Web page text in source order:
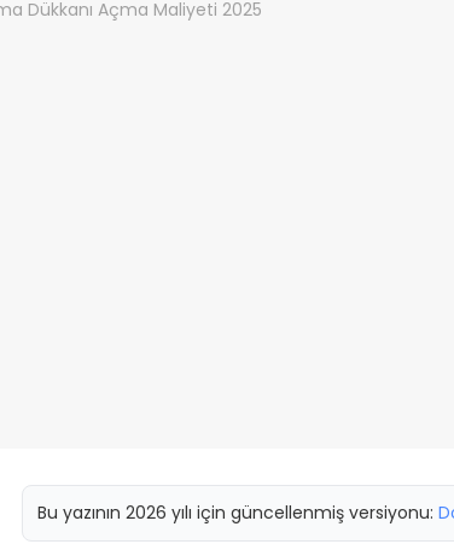
Bu yazının 2026 yılı için güncellenmiş versiyonu: